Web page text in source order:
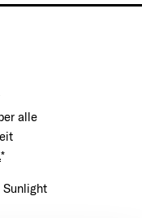
alle
*
Sunlight